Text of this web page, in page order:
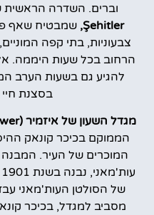
וברים. השדרה
Şehitler, שמבטיח שאף
צבעוניות, בתי קפה
הרחוב בכל שעות היממה.
להגיע גם בשעות הערב
בסצנת
מגדל השעון של איזמיר (Izmir Clock Tower):
הממוקם בכיכר קונאק
המוכרים של העיר. המבנה
של הסולטן העות'מאני
מסביב למגדל, בכיכר